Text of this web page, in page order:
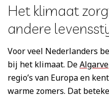
Het klimaat
andere
Voor veel Nederlanders
bij het klimaat. DeAlgarve
regio’s van Europa en
warme zomers. Dat